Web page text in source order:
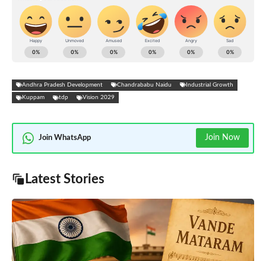
Andhra Pradesh Development Chandrababu Naidu Industrial Growth
Kuppam tdp Vision 2029
Join WhatsApp Join Now
Latest Stories